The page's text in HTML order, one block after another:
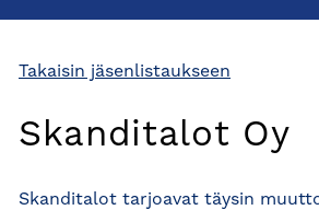
Takaisin jäsenlistaukseen
Skanditalot Oy
Skanditalot tarjoavat täysin